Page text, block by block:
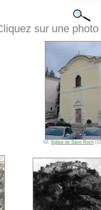
sur une
62. Eglise de Saint Roch